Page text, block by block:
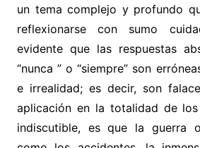
un tema complejo y profundo
reflexionarse con sumo
evidente que las respuestas
“nunca ” o “siempre” son
e irrealidad; es decir, son
aplicación en la totalidad de
indiscutible, es que la guerra